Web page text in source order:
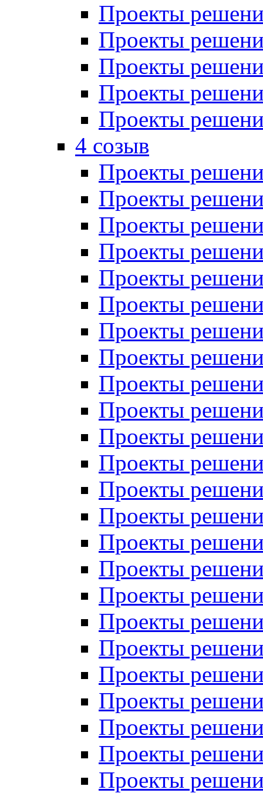
Проекты
Проекты
Проекты
Проекты
Проекты
4 созыв
Проекты
Проекты
Проекты
Проекты
Проекты
Проекты
Проекты
Проекты
Проекты
Проекты
Проекты
Проекты
Проекты
Проекты
Проекты
Проекты
Проекты
Проекты
Проекты
Проекты
Проекты
Проекты
Проекты
Проекты